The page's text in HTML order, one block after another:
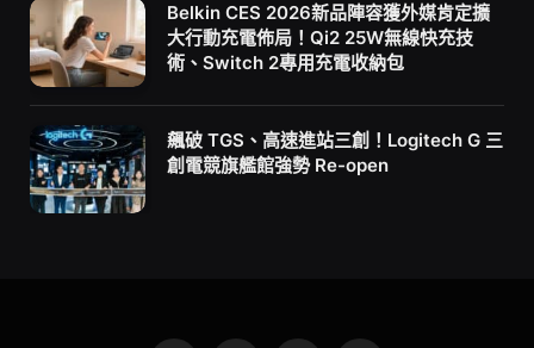
Belkin CES 2026新品陣容獲外媒肯定擴
大行動充電佈局！Qi2 25W無線快充技
術、Switch 2專用充電收納包
飆破 TGS、高速進站三創！Logitech G 三
創電競旗艦館強勢 Re-open